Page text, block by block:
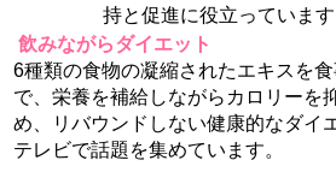
持と促進に役立っています
飲みながらダイエット
6種類の食物の凝縮されたエキスを
で、栄養を補給しながらカロリーを
め、リバウンドしない健康的なダイ
テレビで話題を集めています。